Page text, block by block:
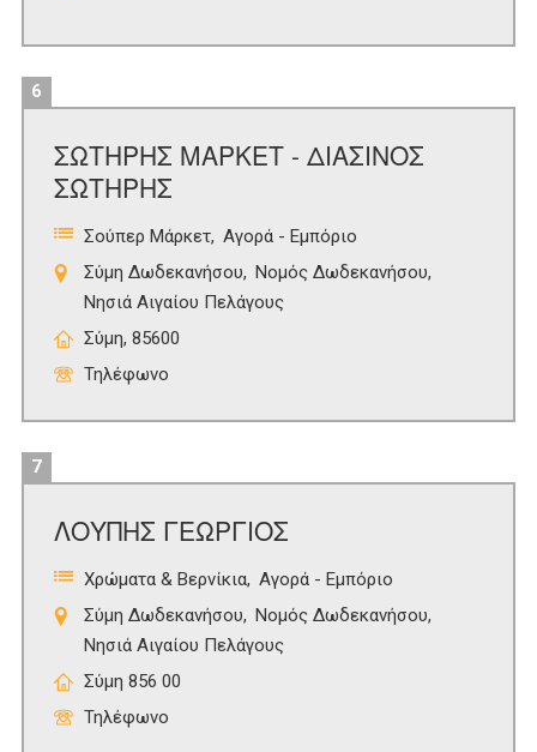
6
ΣΩΤΗΡΗΣ ΜΑΡΚΕΤ - ΔΙΑΣΙΝΟΣ
ΣΩΤΗΡΗΣ
Σούπερ Μάρκετ Αγορά - Εμπόριο
Σύμη Δωδεκανήσου
Νομός Δωδεκανήσου
Νησιά Αιγαίου Πελάγους
Σύμη, 85600
Τηλέφωνο
7
ΛΟΥΠΗΣ ΓΕΩΡΓΙΟΣ
Χρώματα & Βερνίκια Αγορά - Εμπόριο
Σύμη Δωδεκανήσου
Νομός Δωδεκανήσου
Νησιά Αιγαίου Πελάγους
Σύμη 856 00
Τηλέφωνο